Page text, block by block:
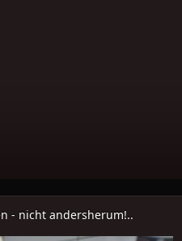
- nicht andersherum!..